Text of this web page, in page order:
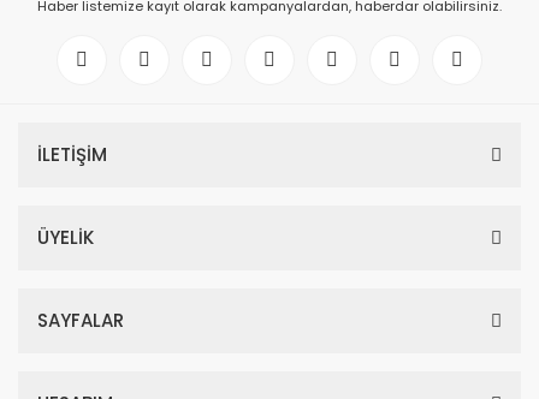
Haber listemize kayıt olarak kampanyalardan, haberdar olabilirsiniz.
İLETİŞİM
ÜYELİK
SAYFALAR